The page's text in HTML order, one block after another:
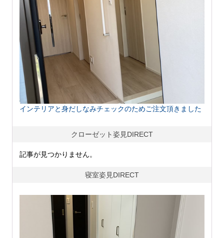
インテリアと身だしなみチェックのためご注文頂きました
クローゼット姿見DIRECT
記事が見つかりません。
寝室姿見DIRECT